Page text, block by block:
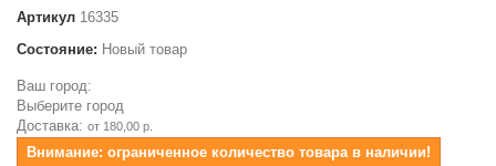
Артикул 16335
Состояние: Новый товар
Ваш город:
Выберите город
Доставка: от 180,00 р.
Внимание: ограниченное количество товара в наличии!